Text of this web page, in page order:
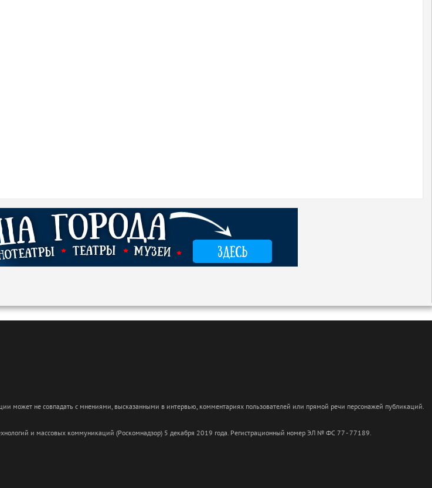
может не совпадать с мнениями, высказанными в интервью, комментариях пользователей или прямой речи персонажей публикаций.
и массовых коммуникаций (Роскомнадзор) 5 декабря 2019 года. Регистрационный номер ЭЛ № ФС 77 - 77189.